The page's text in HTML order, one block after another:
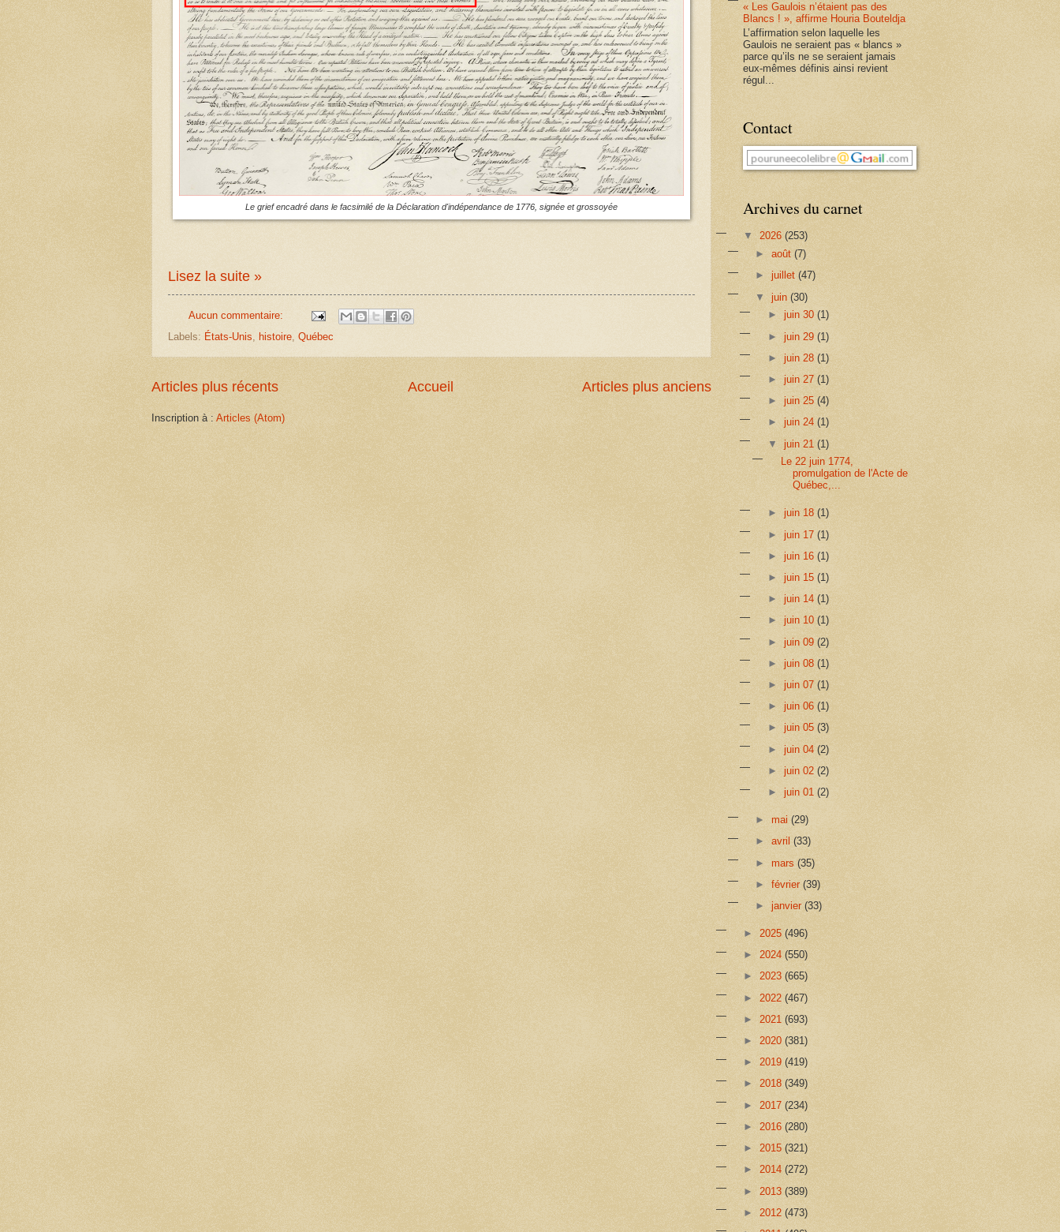
Le grief encadré dans le facsimilé de la Déclaration d'indépendance de 1776, signée et grossoyée
Lisez la suite »
Aucun commentaire:
Labels: États-Unis histoire Québec
Articles plus récents Articles plus anciens
Accueil
Inscription à : Articles (Atom)
« Les Gaulois n’étaient pas des
Blancs ! », affirme Houria Bouteldja
L’affirmation selon laquelle les
Gaulois ne seraient pas « blancs »
parce qu’ils ne se seraient jamais
eux-mêmes définis ainsi revient
régul...
Contact
Archives du carnet
▼ 2026 (253)
►août(7)
► juillet(47)
▼juin(30)
► juin 30 (1)
► juin 29 (1)
► juin 28 (1)
► juin 27 (1)
► juin 25 (4)
► juin 24 (1)
▼ juin 21 (1)
Le 22 juin 1774,
promulgation de l'Acte de
Québec,...
► juin 18 (1)
► juin 17 (1)
► juin 16 (1)
► juin 15 (1)
► juin 14 (1)
► juin 10 (1)
► juin 09 (2)
► juin 08 (1)
► juin 07 (1)
► juin 06 (1)
► juin 05 (3)
► juin 04 (2)
► juin 02 (2)
► juin 01 (2)
►mai(29)
►avril(33)
► mars(35)
►février(39)
►janvier(33)
► 2025 (496)
► 2024 (550)
► 2023 (665)
► 2022 (467)
► 2021 (693)
► 2020 (381)
► 2019 (419)
► 2018 (349)
► 2017 (234)
► 2016 (280)
► 2015 (321)
► 2014 (272)
► 2013 (389)
► 2012 (473)